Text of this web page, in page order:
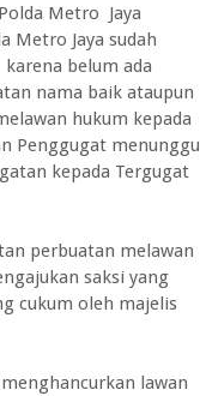
Metro Jaya
Metro Jaya sudah
belum ada
nama baik ataupun
hukum kepada
Penggugat menunggu
kepada Tergugat
perbuatan melawan
saksi yang
cukum oleh majelis
lawan